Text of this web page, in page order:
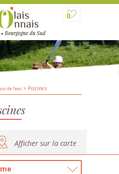
0
de l'eau > Piscines
Afficher sur la carte